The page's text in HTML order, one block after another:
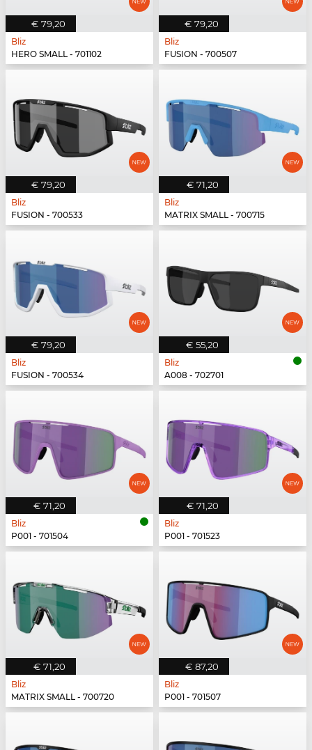
€ 79,20
Bliz
HERO SMALL - 701102
€ 79,20
Bliz
FUSION - 700507
€ 79,20
Bliz
FUSION - 700533
€ 71,20
Bliz
MATRIX SMALL - 700715
€ 79,20
Bliz
FUSION - 700534
€ 55,20
Bliz
A008 - 702701
€ 71,20
Bliz
P001 - 701504
€ 71,20
Bliz
P001 - 701523
€ 71,20
Bliz
MATRIX SMALL - 700720
€ 87,20
Bliz
P001 - 701507